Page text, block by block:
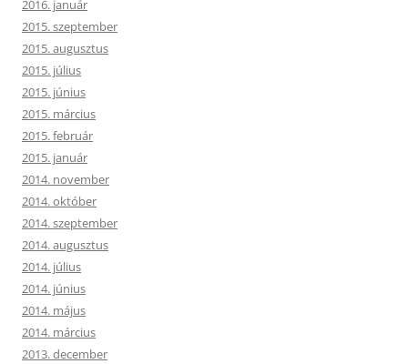
2016. január
2015. szeptember
2015. augusztus
2015. július
2015. június
2015. március
2015. február
2015. január
2014. november
2014. október
2014. szeptember
2014. augusztus
2014. július
2014. június
2014. május
2014. március
2013. december